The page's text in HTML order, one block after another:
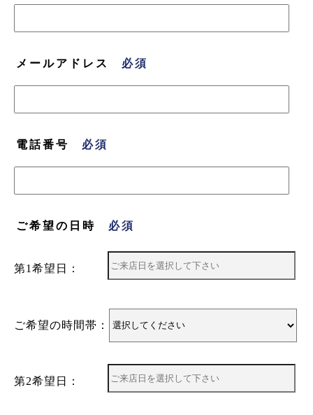
メールアドレス
電話番号
ご希望の日時
第1希望日：
ご希望の時間帯：
第2希望日：